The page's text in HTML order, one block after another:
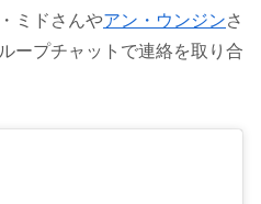
ミドさんやアン・ウンジンさ
ープチャットで連絡を取り合